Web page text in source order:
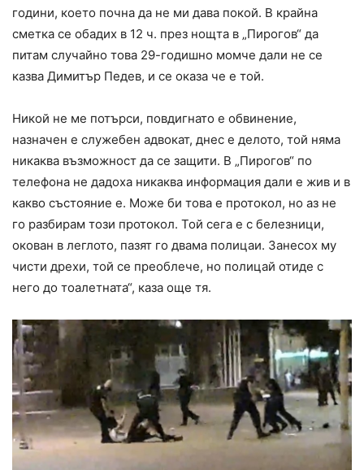
години, което почна да не ми дава покой. В крайна
сметка се обадих в 12 ч. през нощта в „Пирогов“ да
питам случайно това 29-годишно момче дали не се
казва Димитър Педев, и се оказа че е той.
Никой не ме потърси, повдигнато е обвинение,
назначен е служебен адвокат, днес е делото, той няма
никаква възможност да се защити. В „Пирогов“ по
телефона не дадоха никаква информация дали е жив и в
какво състояние е. Може би това е протокол, но аз не
го разбирам този протокол. Той сега е с белезници,
окован в леглото, пазят го двама полицаи. Занесох му
чисти дрехи, той се преоблече, но полицай отиде с
него до тоалетната“, каза още тя.